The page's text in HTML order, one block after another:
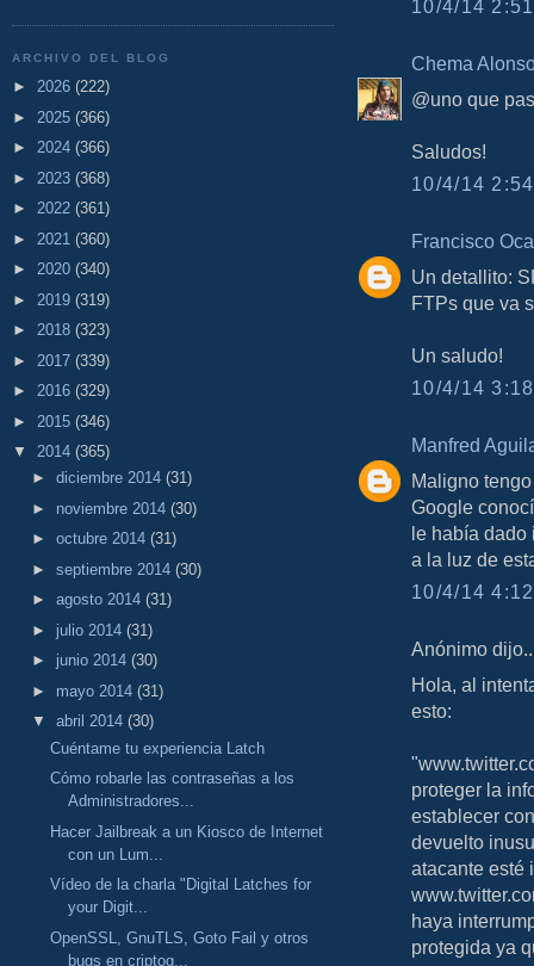
ARCHIVO DEL BLOG
► 2026 (222)
► 2025 (366)
► 2024 (366)
► 2023 (368)
► 2022 (361)
► 2021 (360)
► 2020 (340)
► 2019 (319)
► 2018 (323)
► 2017 (339)
► 2016 (329)
► 2015 (346)
▼ 2014 (365)
► diciembre 2014 (31)
► noviembre 2014 (30)
► octubre 2014 (31)
► septiembre 2014 (30)
► agosto 2014 (31)
► julio 2014 (31)
► junio 2014 (30)
► mayo 2014 (31)
▼ abril 2014 (30)
Cuéntame tu experiencia Latch
Cómo robarle las contraseñas a los
Administradores...
Hacer Jailbreak a un Kiosco de Internet
con un Lum...
Vídeo de la charla "Digital Latches for
your Digit...
OpenSSL, GnuTLS, Goto Fail y otros
bugs en criptog...
10/4/14
Chema
@uno que
Saludos!
10/4/14
Francisco Oca
Un detallito:
FTPs que va
Un saludo!
10/4/14
Manfred
Maligno
Google
le había dado
a la luz de
10/4/14
Anónimo
Hola, al
esto:
proteger la
establecer
devuelto
atacante esté
haya
protegida ya